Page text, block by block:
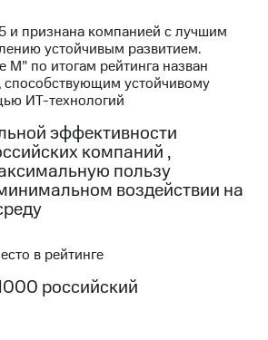
и признана компанией с лучшим
устойчивым развитием.
М” по итогам рейтинга назван
устойчивому
ИТ-технологий
эффективности
компаний ,
пользу
воздействии на
в рейтинге
российский